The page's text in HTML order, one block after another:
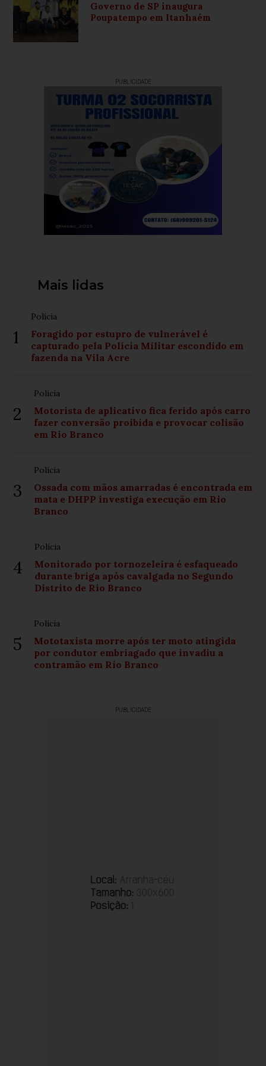
Governo de SP inaugura
Poupatempo em Itanhaém
PUBLICIDADE
Mais lidas
1
Polícia
Foragido por estupro de vulnerável é
capturado pela Polícia Militar escondido em
fazenda na Vila Acre
2
Polícia
Motorista de aplicativo fica ferido após carro
fazer conversão proibida e provocar colisão
em Rio Branco
3
Polícia
Ossada com mãos amarradas é encontrada em
mata e DHPP investiga execução em Rio
Branco
4
Polícia
Monitorado por tornozeleira é esfaqueado
durante briga após cavalgada no Segundo
Distrito de Rio Branco
5
Polícia
Mototaxista morre após ter moto atingida
por condutor embriagado que invadiu a
contramão em Rio Branco
PUBLICIDADE